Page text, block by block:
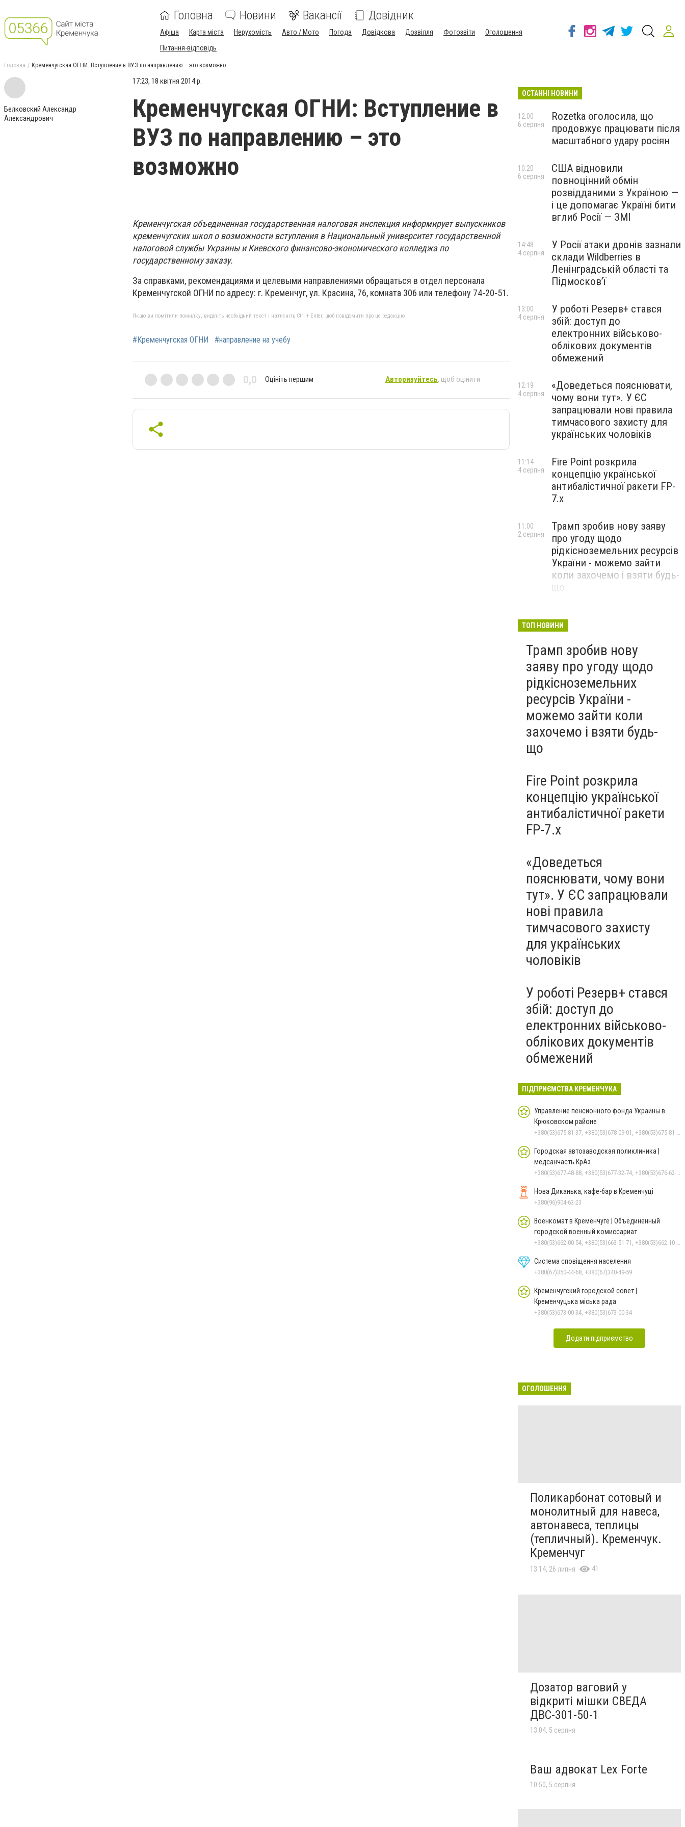
Головна Новини Вакансії Довідник
Афіша Карта міста Нерухомість Авто / Мото Погода Довідкова Дозвілля Фотозвіти
Оголошення
Питання-відповідь
Головна Кременчугская ОГНИ: Вступление в ВУЗ по направлению – это возможно
Белковский Александр
Александрович
17:23, 18 квітня 2014 р.
Кременчугская ОГНИ: Вступление в
ВУЗ по направлению – это
возможно
Кременчугская объединенная государственная налоговая инспекция информирует выпускников
кременчугских школ о возможности вступления в Национальный университет государственной
налоговой службы Украины и Киевского финансово-экономического колледжа по
государственному заказу.
За справками, рекомендациями и целевыми направлениями обращаться в отдел персонала
Кременчугской ОГНИ по адресу: г. Кременчуг, ул. Красина, 76, комната 306 или телефону 74-20-51.
Якщо ви помітили помилку, виділіть необхідний текст і натисніть Ctrl + Enter, щоб повідомити про це редакцію
#Кременчугская ОГНИ #направление на учебу
0,0 Оцініть першим Авторизуйтесь, щоб оцінити
ОСТАННІ НОВИНИ
Rozetka оголосила, що
продовжує працювати після
масштабного удару росіян
12:00
6 серпня
США відновили
повноцінний обмін
розвідданими з Україною —
і це допомагає Україні бити
вглиб Росії — ЗМІ
10:20
6 серпня
У Росії атаки дронів зазнали
склади Wildberries в
Ленінградській області та
Підмосков’ї
14:48
4 серпня
У роботі Резерв+ стався
збій: доступ до
електронних військово-
облікових документів
обмежений
13:00
4 серпня
«Доведеться пояснювати,
чому вони тут». У ЄС
запрацювали нові правила
тимчасового захисту для
українських чоловіків
12:19
4 серпня
Fire Point розкрила
концепцію української
антибалістичної ракети FP-
7.x
11:14
4 серпня
Трамп зробив нову заяву
про угоду щодо
рідкісноземельних ресурсів
України - можемо зайти
коли захочемо і взяти будь-
що
11:00
2 серпня
призов”: ДБР проводить
ТЦК по всій Україні
31 липня
ТОП НОВИНИ
Трамп зробив нову
заяву про угоду щодо
рідкісноземельних
ресурсів України -
можемо зайти коли
захочемо і взяти будь-
що
Fire Point розкрила
концепцію української
антибалістичної ракети
FP-7.x
«Доведеться
пояснювати, чому вони
тут». У ЄС запрацювали
нові правила
тимчасового захисту
для українських
чоловіків
У роботі Резерв+ стався
збій: доступ до
електронних військово-
облікових документів
обмежений
ПІДПРИЄМСТВА КРЕМЕНЧУКА
Управление пенсионного фонда Украины в
Крюковском районе
+380(53)675-81-37, +380(53)678-09-01, +380(53)675-81-32, +380(53)675-81-40, +380(53)675-81-33, +380(53)675-81-38, +380(53)675-81-31, +380(53)678-08-87
Городская автозаводская поликлиника |
медсанчасть КрАз
+380(53)677-48-88, +380(53)677-32-74, +380(53)676-62-99, +380536766187
Нова Диканька, кафе-бар в Кременчуці
+380(96)904-63-23
Военкомат в Кременчуге | Объединенный
городской военный комиссариат
+380(53)662-00-54, +380(53)663-51-71, +380(53)662-10-35
Система сповіщення населення
+380(67)350-44-68, +380(67)340-49-59
Кременчугский городской совет |
Кременчуцька міська рада
+380(53)673-00-34, +380(53)673-00-34
Додати підприємство
ОГОЛОШЕННЯ
Поликарбонат сотовый и
монолитный для навеса,
автонавеса, теплицы
(тепличный). Кременчук.
Кременчуг
13:14, 26 липня 41
Дозатор ваговий у
відкриті мішки СВЕДА
ДВС-301-50-1
13:04, 5 серпня
Ваш адвокат Lex Forte
10:50, 5 серпня